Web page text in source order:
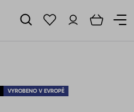
VYROBENO V EVROPĚ